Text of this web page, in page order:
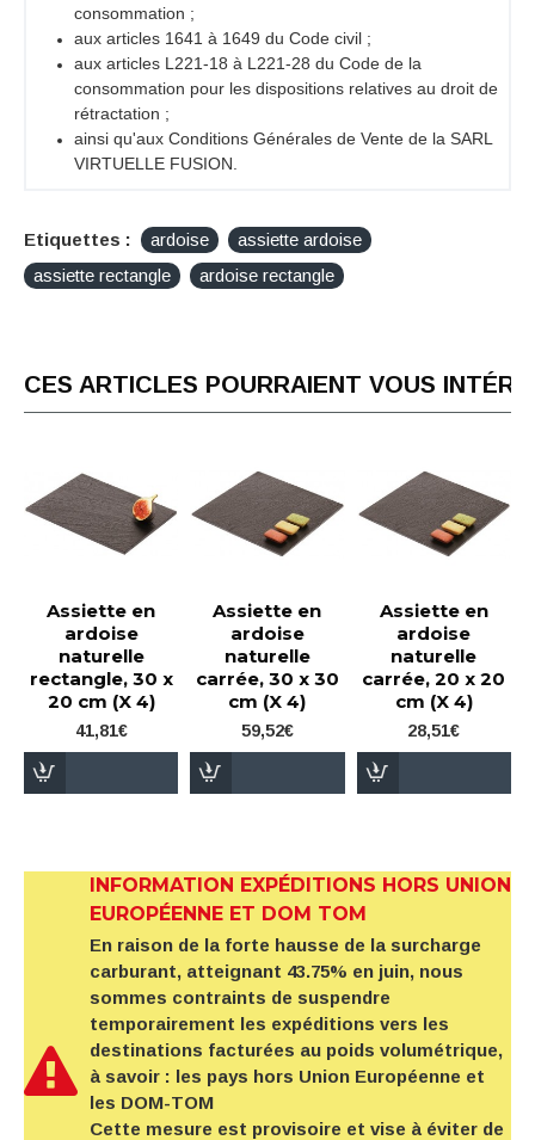
consommation ;
aux articles 1641 à 1649 du Code civil ;
aux articles L221-18 à L221-28 du Code de la
consommation pour les dispositions relatives au droit de
rétractation ;
ainsi qu'aux Conditions Générales de Vente de la SARL
VIRTUELLE FUSION.
Etiquettes : ardoise
assiette ardoise
assiette rectangle
ardoise rectangle
CES ARTICLES POURRAIENT VOUS
Assiette en
ardoise
naturelle
rectangle, 30 x
20 cm (X 4)
41,81€
Assiette en
ardoise
naturelle
carrée, 30 x 30
cm (X 4)
59,52€
Assiette en
ardoise
naturelle
carrée, 20 x 20
cm (X 4)
28,51€
INFORMATION EXPÉDITIONS HORS UNION
EUROPÉENNE ET DOM TOM
En raison de la forte hausse de la surcharge
carburant, atteignant 43.75% en juin, nous
sommes contraints de suspendre
temporairement les expéditions vers les
destinations facturées au poids volumétrique,
à savoir : les pays hors Union Européenne et
les DOM-TOM
Cette mesure est provisoire et vise à éviter de